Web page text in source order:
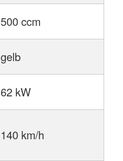
500 ccm
gelb
62 kW
140 km/h